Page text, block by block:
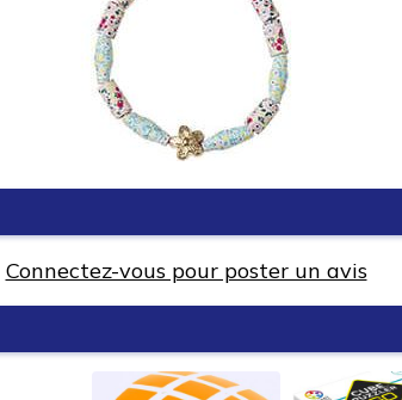
Connectez-vous pour poster un avis